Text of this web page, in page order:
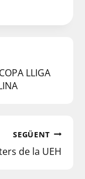
LLIGA
SEGÜENT
de la UEH